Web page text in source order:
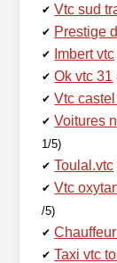
✔ Vtc sud
✔ Prestige
✔ Imbert vtc
✔ Ok vtc 31
✔ Vtc
✔ Voitures
1/5)
✔ Toulal.vtc
✔ Vtc
/5)
✔
✔ Taxi vtc